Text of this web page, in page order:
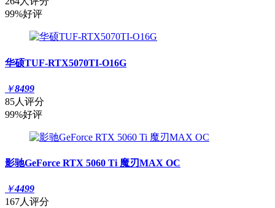
99%好评
华硕TUF-RTX5070TI-O16G
￥8499
85人评分
99%好评
影驰GeForce RTX 5060 Ti 魔刃MAX OC
￥4499
167人评分